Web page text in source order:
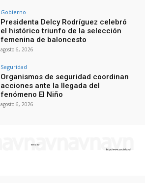
Gobierno
Presidenta Delcy Rodríguez celebró
el histórico triunfo de la selección
femenina de baloncesto
agosto 6, 2026
Seguridad
Organismos de seguridad coordinan
acciones ante la llegada del
fenómeno El Niño
agosto 6, 2026